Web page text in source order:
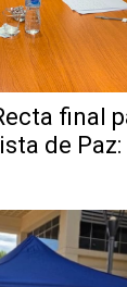
final
de Paz: